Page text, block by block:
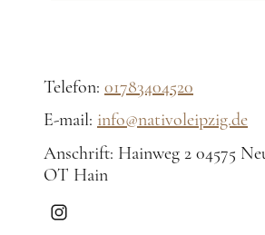
Telefon: 01783404520
E-mail: info@nativoleipzig.de
Anschrift: Hainweg 2 04575
OT Hain